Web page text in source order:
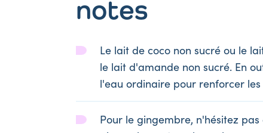
notes
Le lait de coco non sucré ou le
le lait d'amande non sucré. En
l'eau ordinaire pour renforcer
Pour le gingembre, n'hésitez